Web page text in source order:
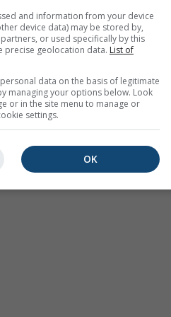
historiques, nous pouvons
ou froides (zones bleues).
les stations météorologiques
and information from your device
device data) may be stored by,
or used specifically by this
precise geolocation data. List of
data on the basis of legitimate
managing your options below. Look
or in the site menu to manage or
settings.
OK